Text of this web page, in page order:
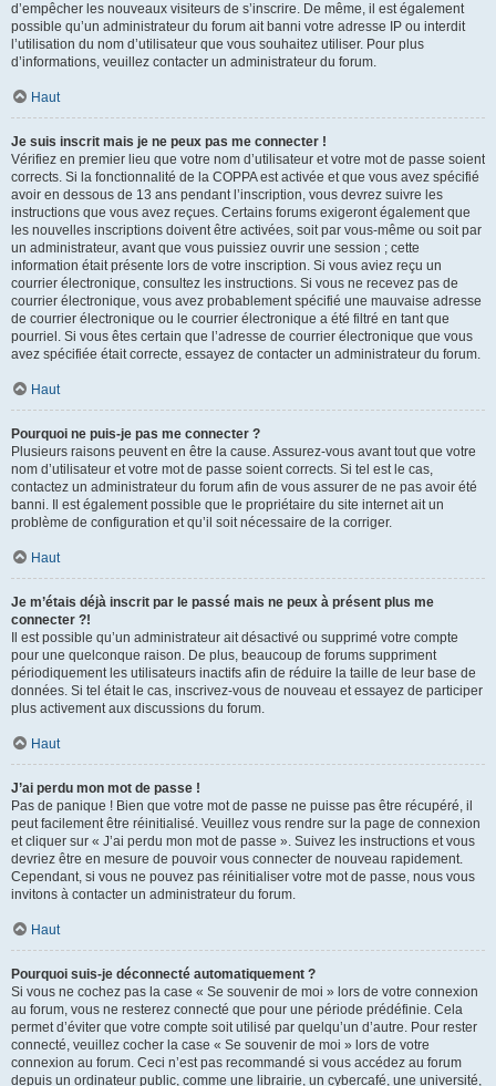
d’empêcher les nouveaux visiteurs de s’inscrire. De même, il est également
possible qu’un administrateur du forum ait banni votre adresse IP ou interdit
l’utilisation du nom d’utilisateur que vous souhaitez utiliser. Pour plus
d’informations, veuillez contacter un administrateur du forum.
Haut
Je suis inscrit mais je ne peux pas me connecter !
Vérifiez en premier lieu que votre nom d’utilisateur et votre mot de passe soient
corrects. Si la fonctionnalité de la COPPA est activée et que vous avez spécifié
avoir en dessous de 13 ans pendant l’inscription, vous devrez suivre les
instructions que vous avez reçues. Certains forums exigeront également que
les nouvelles inscriptions doivent être activées, soit par vous-même ou soit par
un administrateur, avant que vous puissiez ouvrir une session ; cette
information était présente lors de votre inscription. Si vous aviez reçu un
courrier électronique, consultez les instructions. Si vous ne recevez pas de
courrier électronique, vous avez probablement spécifié une mauvaise adresse
de courrier électronique ou le courrier électronique a été filtré en tant que
pourriel. Si vous êtes certain que l’adresse de courrier électronique que vous
avez spécifiée était correcte, essayez de contacter un administrateur du forum.
Haut
Pourquoi ne puis-je pas me connecter ?
Plusieurs raisons peuvent en être la cause. Assurez-vous avant tout que votre
nom d’utilisateur et votre mot de passe soient corrects. Si tel est le cas,
contactez un administrateur du forum afin de vous assurer de ne pas avoir été
banni. Il est également possible que le propriétaire du site internet ait un
problème de configuration et qu’il soit nécessaire de la corriger.
Haut
Je m’étais déjà inscrit par le passé mais ne peux à présent plus me
connecter ?!
Il est possible qu’un administrateur ait désactivé ou supprimé votre compte
pour une quelconque raison. De plus, beaucoup de forums suppriment
périodiquement les utilisateurs inactifs afin de réduire la taille de leur base de
données. Si tel était le cas, inscrivez-vous de nouveau et essayez de participer
plus activement aux discussions du forum.
Haut
J’ai perdu mon mot de passe !
Pas de panique ! Bien que votre mot de passe ne puisse pas être récupéré, il
peut facilement être réinitialisé. Veuillez vous rendre sur la page de connexion
et cliquer sur « J’ai perdu mon mot de passe ». Suivez les instructions et vous
devriez être en mesure de pouvoir vous connecter de nouveau rapidement.
Cependant, si vous ne pouvez pas réinitialiser votre mot de passe, nous vous
invitons à contacter un administrateur du forum.
Haut
Pourquoi suis-je déconnecté automatiquement ?
Si vous ne cochez pas la case « Se souvenir de moi » lors de votre connexion
au forum, vous ne resterez connecté que pour une période prédéfinie. Cela
permet d’éviter que votre compte soit utilisé par quelqu’un d’autre. Pour rester
connecté, veuillez cocher la case « Se souvenir de moi » lors de votre
connexion au forum. Ceci n’est pas recommandé si vous accédez au forum
depuis un ordinateur public, comme une librairie, un cybercafé, une université,